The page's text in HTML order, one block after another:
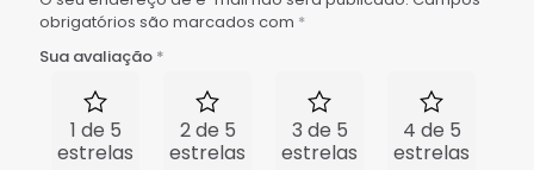
obrigatórios são marcados com *
Sua avaliação *
1 de 5
estrelas
2 de 5
estrelas
3 de 5
estrelas
4 de 5
estrelas